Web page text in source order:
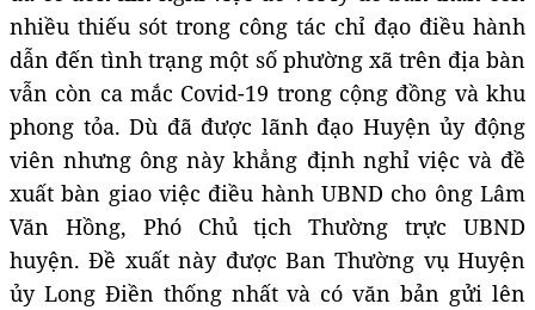
nhiều thiếu sót trong công tác chỉ đạo điều hành
dẫn đến tình trạng một số phường xã trên địa bàn
vẫn còn ca mắc Covid-19 trong cộng đồng và khu
phong tỏa. Dù đã được lãnh đạo Huyện ủy động
viên nhưng ông này khẳng định nghỉ việc và đề
xuất bàn giao việc điều hành UBND cho ông Lâm
Văn Hồng, Phó Chủ tịch Thường trực UBND
huyện. Đề xuất này được Ban Thường vụ Huyện
ủy Long Điền thống nhất và có văn bản gửi lên